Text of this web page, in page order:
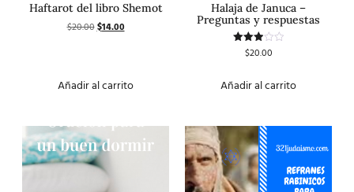
Haftarot del libro Shemot
$20.00$14.00
Añadir al carrito
Halaja de Januca –
Preguntas y respuestas
Valorado
$20.00
Añadir al carrito